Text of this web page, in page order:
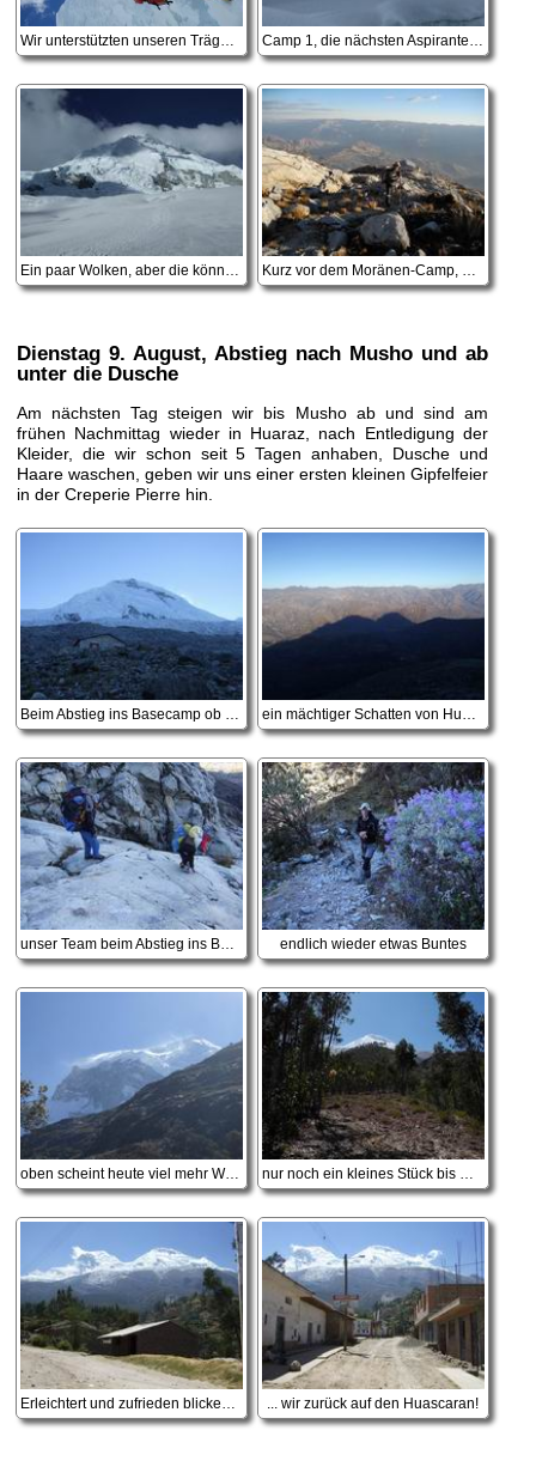
Dienstag 9. August, Abstieg nach Musho und ab
unter die Dusche
Am nächsten Tag steigen wir bis Musho ab und sind am
frühen Nachmittag wieder in Huaraz, nach Entledigung der
Kleider, die wir schon seit 5 Tagen anhaben, Dusche und
Haare waschen, geben wir uns einer ersten kleinen Gipfelfeier
in der Creperie Pierre hin.
unser Team beim Abstieg ins Basecamp endlich wieder etwas Buntes
oben scheint heute viel mehr Wind zu sein
... wir zurück auf den Huascaran!